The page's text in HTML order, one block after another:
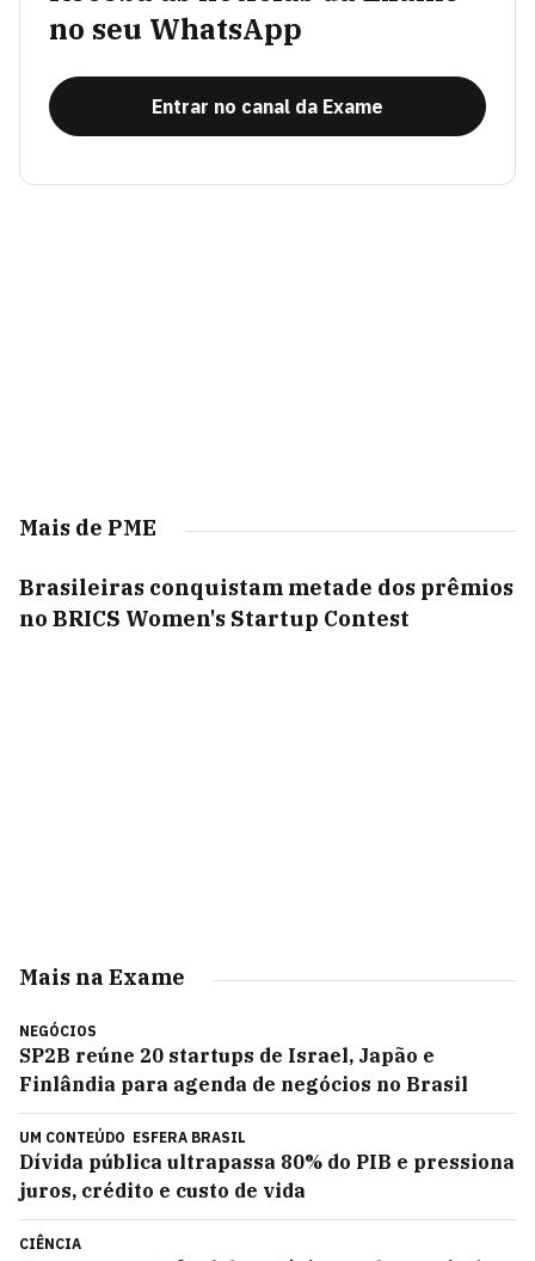
no seu WhatsApp
Entrar no canal da Exame
Mais de PME
Brasileiras conquistam metade dos prêmios
no BRICS Women's Startup Contest
Mais na Exame
NEGÓCIOS
SP2B reúne 20 startups de Israel, Japão e
Finlândia para agenda de negócios no Brasil
UM CONTEÚDO ESFERA BRASIL
Dívida pública ultrapassa 80% do PIB e pressiona
juros, crédito e custo de vida
CIÊNCIA